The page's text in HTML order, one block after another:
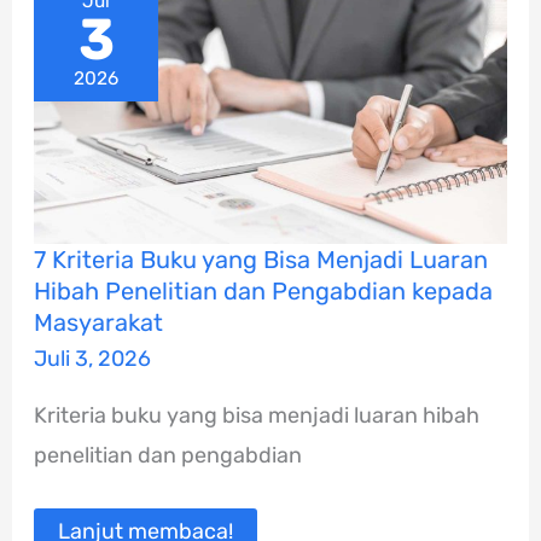
3
2026
7 Kriteria Buku yang Bisa Menjadi Luaran
Hibah Penelitian dan Pengabdian kepada
Masyarakat
Juli 3, 2026
Kriteria buku yang bisa menjadi luaran hibah
penelitian dan pengabdian
7
Kriteria
Buku
yang
Bisa
Menjadi
Hibah
Penelitian
dan
Pengabdian
Masyarakat
Lanjut membaca!